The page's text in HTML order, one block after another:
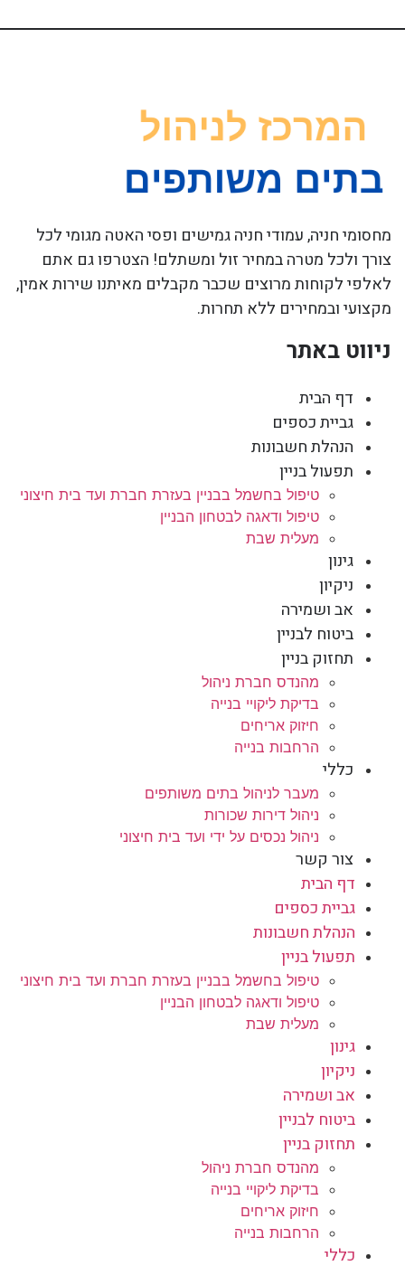
מחסומי חניה, עמודי חניה גמישים ופסי האטה מגומי לכל
צורך ולכל מטרה במחיר זול ומשתלם! הצטרפו גם אתם
לאלפי לקוחות מרוצים שכבר מקבלים מאיתנו שירות אמין,
מקצועי ובמחירים ללא תחרות.
ניווט באתר
דף הבית
גביית כספים
הנהלת חשבונות
תפעול בניין
טיפול בחשמל בבניין בעזרת חברת ועד בית חיצוני
טיפול ודאגה לבטחון הבניין
מעלית שבת
גינון
ניקיון
אב ושמירה
ביטוח לבניין
תחזוק בניין
מהנדס חברת ניהול
בדיקת ליקויי בנייה
חיזוק אריחים
הרחבות בנייה
כללי
מעבר לניהול בתים משותפים
ניהול דירות שכורות
ניהול נכסים על ידי ועד בית חיצוני
צור קשר
דף הבית
גביית כספים
הנהלת חשבונות
תפעול בניין
טיפול בחשמל בבניין בעזרת חברת ועד בית חיצוני
טיפול ודאגה לבטחון הבניין
מעלית שבת
גינון
ניקיון
אב ושמירה
ביטוח לבניין
תחזוק בניין
מהנדס חברת ניהול
בדיקת ליקויי בנייה
חיזוק אריחים
הרחבות בנייה
כללי